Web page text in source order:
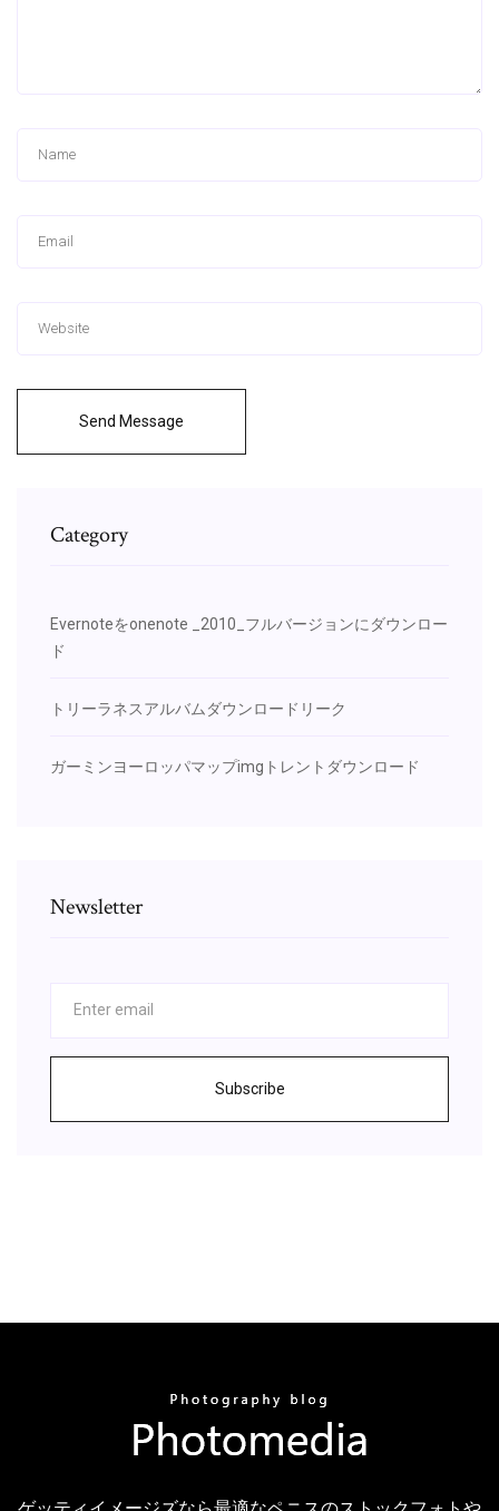
Send Message
Category
Evernoteをonenote _2010_フルバージョンにダウンロー
ド
トリーラネスアルバムダウンロードリーク
ガーミンヨーロッパマップimgトレントダウンロード
Newsletter
Subscribe